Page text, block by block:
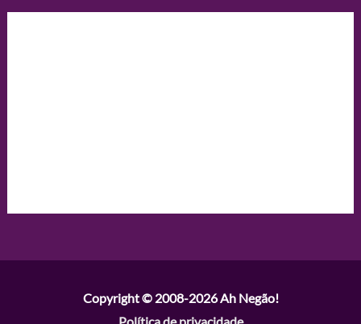
Copyright © 2008-2026Ah Negão!